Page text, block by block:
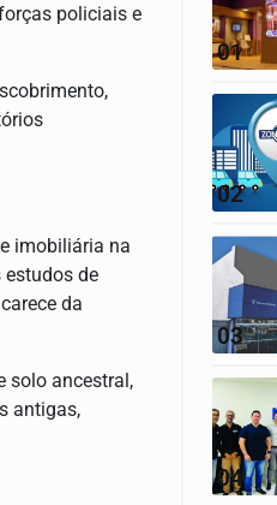
policiais e
imobiliária na
de
da
solo ancestral,
antigas,
01
02
03
04